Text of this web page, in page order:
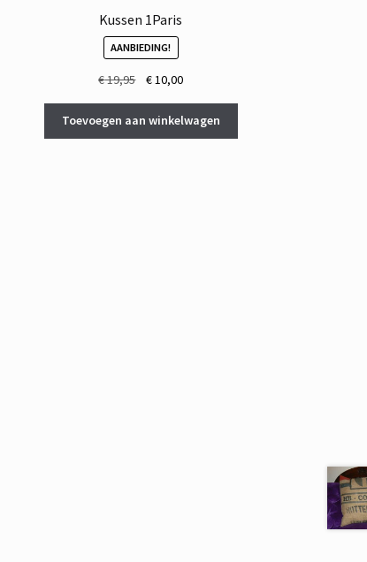
Kussen 1Paris
AANBIEDING!
€19,95
Oorspronkelijke
was:
€ 19,95.
€10,00Huidige
is:
€ 10,00.
Toevoegen aan winkelwagen